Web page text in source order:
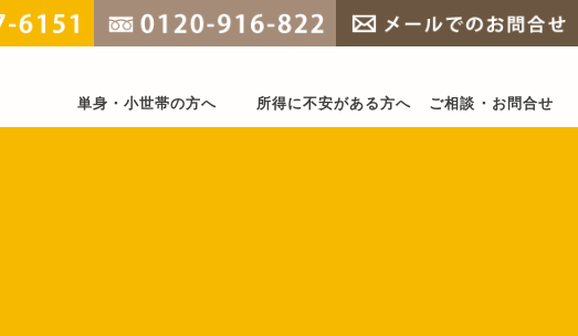
単身・小世帯の方へ 所得に不安がある方へ ご相談・お問合せ